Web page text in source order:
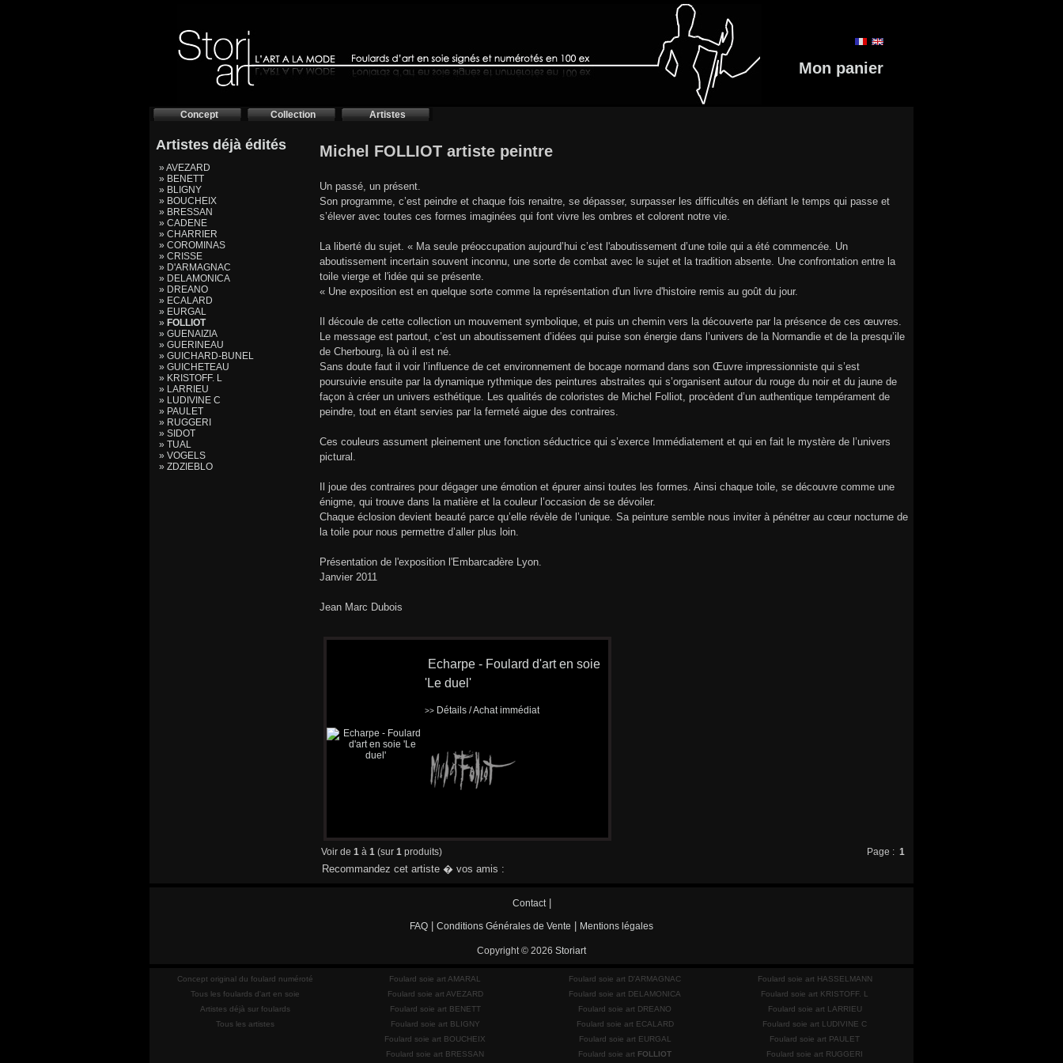
Mon panier
Concept Collection Artistes
Artistes déjà édités
» AVEZARD
» BENETT
» BLIGNY
» BOUCHEIX
» BRESSAN
» CADENE
» CHARRIER
» COROMINAS
» CRISSE
» D'ARMAGNAC
» DELAMONICA
» DREANO
» ECALARD
» EURGAL
» FOLLIOT
» GUENAIZIA
» GUERINEAU
» GUICHARD-BUNEL
» GUICHETEAU
» KRISTOFF. L
» LARRIEU
» LUDIVINE C
» PAULET
» RUGGERI
» SIDOT
» TUAL
» VOGELS
» ZDZIEBLO
Michel FOLLIOT artiste peintre
Un passé, un présent.
Son programme, c’est peindre et chaque fois renaitre, se dépasser, surpasser les difficultés en défiant le temps qui passe et
s’élever avec toutes ces formes imaginées qui font vivre les ombres et colorent notre vie.
La liberté du sujet. « Ma seule préoccupation aujourd’hui c’est l'aboutissement d’une toile qui a été commencée. Un
aboutissement incertain souvent inconnu, une sorte de combat avec le sujet et la tradition absente. Une confrontation entre la
toile vierge et l'idée qui se présente.
« Une exposition est en quelque sorte comme la représentation d'un livre d'histoire remis au goût du jour.
Il découle de cette collection un mouvement symbolique, et puis un chemin vers la découverte par la présence de ces œuvres.
Le message est partout, c’est un aboutissement d’idées qui puise son énergie dans l’univers de la Normandie et de la presqu’ile
de Cherbourg, là où il est né.
Sans doute faut il voir l’influence de cet environnement de bocage normand dans son Œuvre impressionniste qui s’est
poursuivie ensuite par la dynamique rythmique des peintures abstraites qui s’organisent autour du rouge du noir et du jaune de
façon à créer un univers esthétique. Les qualités de coloristes de Michel Folliot, procèdent d’un authentique tempérament de
peindre, tout en étant servies par la fermeté aigue des contraires.
Ces couleurs assument pleinement une fonction séductrice qui s’exerce Immédiatement et qui en fait le mystère de l’univers
pictural.
Il joue des contraires pour dégager une émotion et épurer ainsi toutes les formes. Ainsi chaque toile, se découvre comme une
énigme, qui trouve dans la matière et la couleur l’occasion de se dévoiler.
Chaque éclosion devient beauté parce qu’elle révèle de l’unique. Sa peinture semble nous inviter à pénétrer au cœur nocturne de
la toile pour nous permettre d’aller plus loin.
Présentation de l'exposition l'Embarcadère Lyon.
Janvier 2011
Jean Marc Dubois
Echarpe - Foulard d'art en soie
'Le duel'
>> Détails / Achat immédiat
Voir de 1 à 1 (sur 1 produits) Page : 1
Recommandez cet artiste � vos amis :
Contact|
FAQ Conditions Générales de Vente Mentions légales
Copyright © 2026 Storiart
Concept original du foulard numéroté
Tous les foulards d'art en soie
Artistes déjà sur foulards
Tous les artistes
Foulard soie art AMARAL
Foulard soie art AVEZARD
Foulard soie art BENETT
Foulard soie art BLIGNY
Foulard soie art BOUCHEIX
Foulard soie art BRESSAN
Foulard soie art D'ARMAGNAC
Foulard soie art DELAMONICA
Foulard soie art DREANO
Foulard soie art ECALARD
Foulard soie art EURGAL
Foulard soie art FOLLIOT
Foulard soie art HASSELMANN
Foulard soie art KRISTOFF. L
Foulard soie art LARRIEU
Foulard soie art LUDIVINE C
Foulard soie art PAULET
Foulard soie art RUGGERI